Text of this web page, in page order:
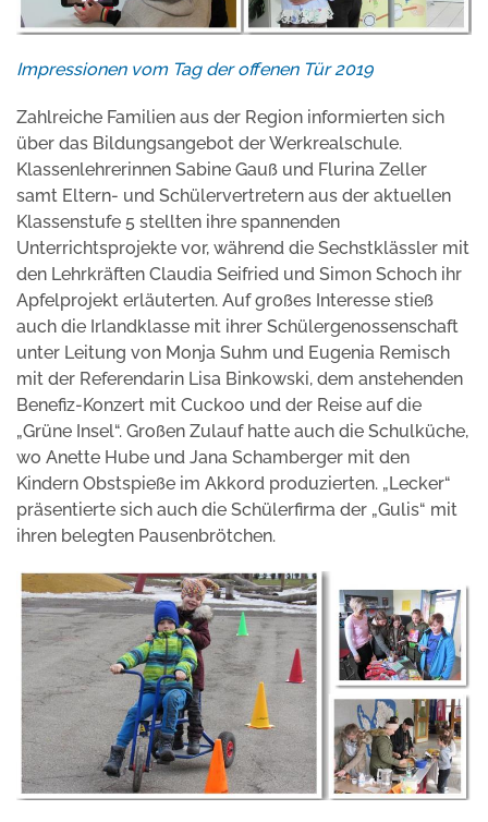
Impressionen vom Tag der offenen Tür 2019
Zahlreiche Familien aus der Region informierten sich
über das Bildungsangebot der Werkrealschule.
Klassenlehrerinnen Sabine Gauß und Flurina Zeller
samt Eltern- und Schülervertretern aus der aktuellen
Klassenstufe 5 stellten ihre spannenden
Unterrichtsprojekte vor, während die Sechstklässler mit
den Lehrkräften Claudia Seifried und Simon Schoch ihr
Apfelprojekt erläuterten. Auf großes Interesse stieß
auch die Irlandklasse mit ihrer Schülergenossenschaft
unter Leitung von Monja Suhm und Eugenia Remisch
mit der Referendarin Lisa Binkowski, dem anstehenden
Benefiz-Konzert mit Cuckoo und der Reise auf die
„Grüne Insel“. Großen Zulauf hatte auch die Schulküche,
wo Anette Hube und Jana Schamberger mit den
Kindern Obstspieße im Akkord produzierten. „Lecker“
präsentierte sich auch die Schülerfirma der „Gulis“ mit
ihren belegten Pausenbrötchen.